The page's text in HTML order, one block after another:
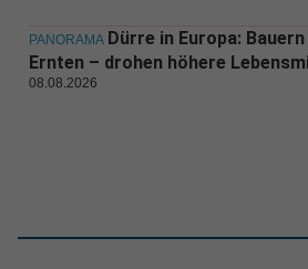
PANORAMA Dürre in Europa:
Ernten – drohen höhere
08.08.2026